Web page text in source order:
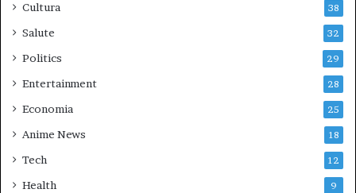
Cultura 38
Salute 32
Politics 29
Entertainment 28
Economia 25
Anime News 18
Tech 12
Health 9